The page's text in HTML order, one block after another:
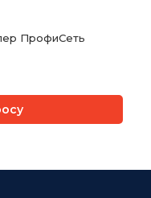
ПрофиСеть